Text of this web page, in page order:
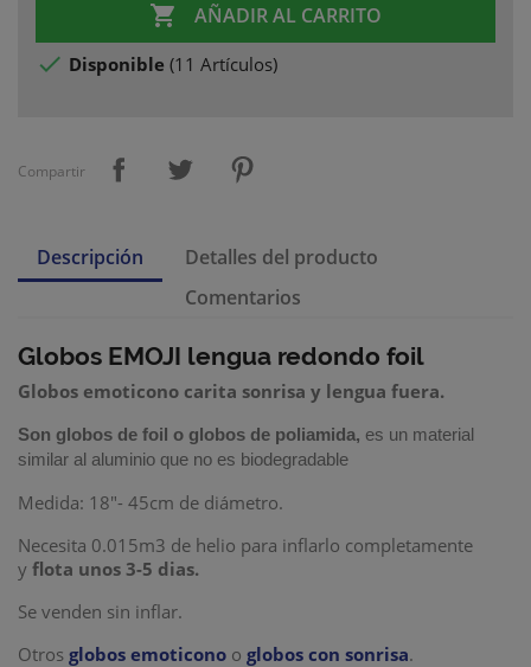
 AÑADIR AL CARRITO
 Disponible (11 Artículos)
Compartir
Descripción
Detalles del producto
Comentarios
Globos EMOJI lengua redondo foil
Globos emoticono carita sonrisa y lengua fuera.
Son globos de foil o globos de poliamida, es un material
similar al aluminio que no es biodegradable
Medida: 18"- 45cm de diámetro.
Necesita 0.015m3 de helio para inflarlo completamente
y flota unos 3-5 dias.
Se venden sin inflar.
Otros globos emoticono o globos con sonrisa.